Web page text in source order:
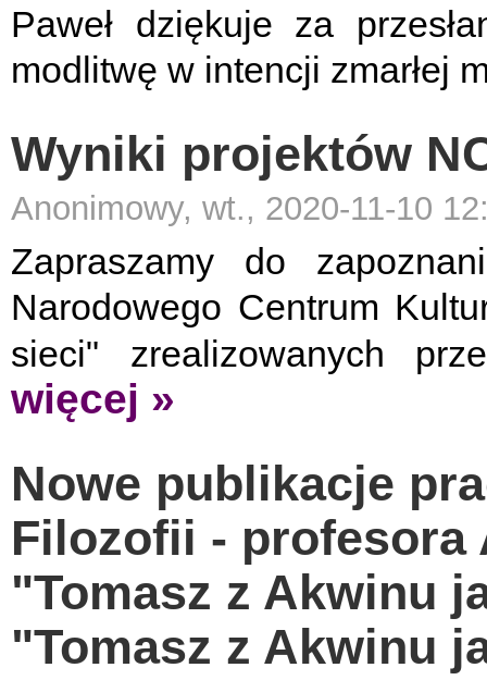
Paweł dziękuje za
modlitwę w intencji zmarłej
Wyniki projektów
Anonimowy, wt., 2020-11-10
Zapraszamy do
Narodowego Centrum
sieci" zrealizowanych
więcej »
Nowe publikacje
Filozofii - profesora
"Tomasz z Akwinu
"Tomasz z Akwinu